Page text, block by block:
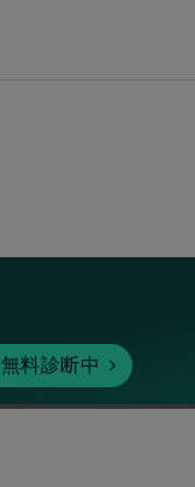
無料診断中